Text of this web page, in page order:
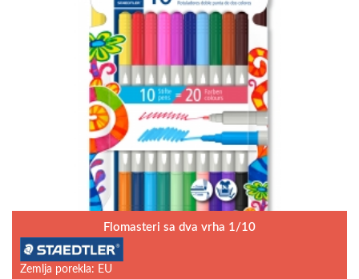
Flomasteri sa dva vrha 1/10
Zemlja porekla: EU